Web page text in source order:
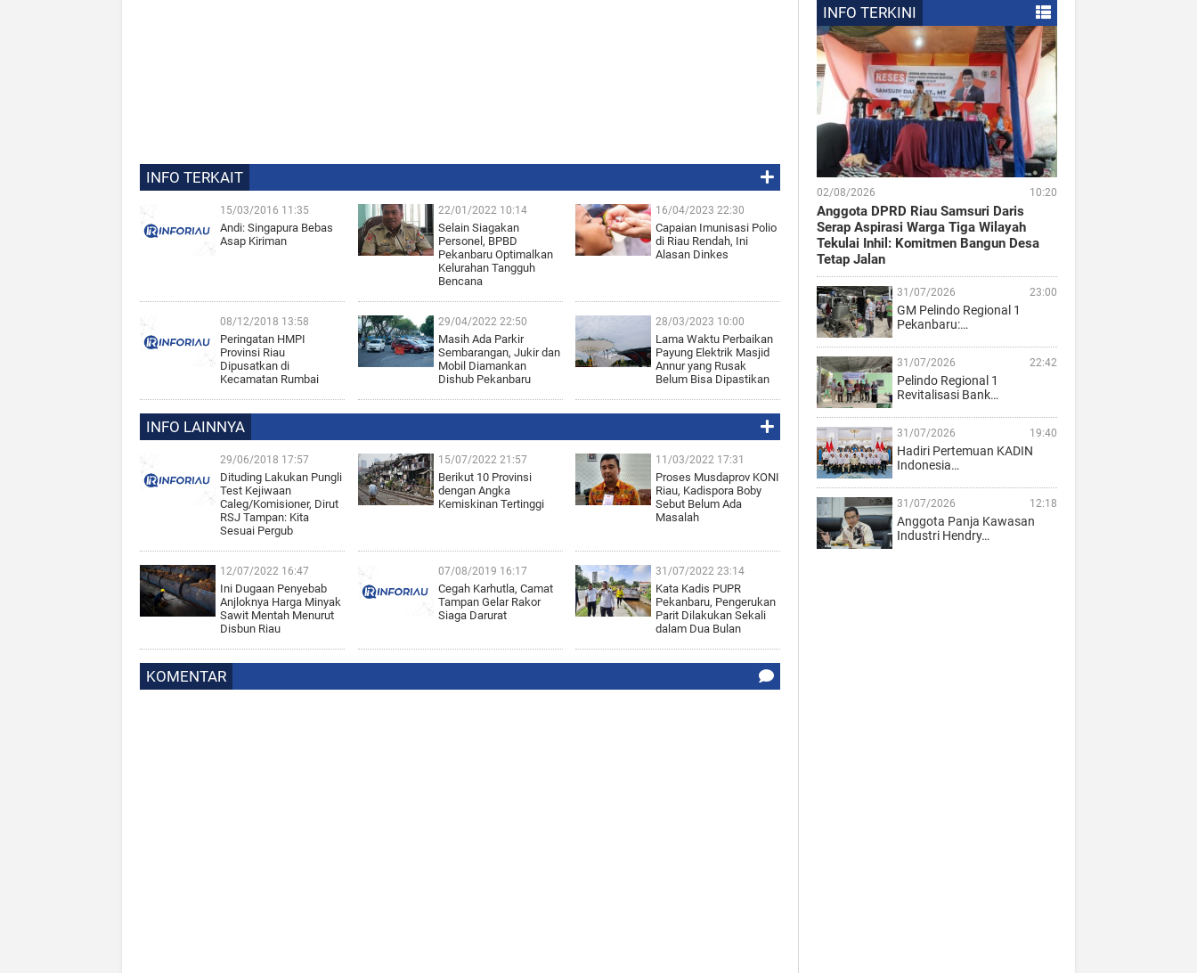
INFO TERKAIT
15/03/2016 11:35
Andi: Singapura Bebas
Asap Kiriman
22/01/2022 10:14
Selain Siagakan
Personel, BPBD
Pekanbaru Optimalkan
Kelurahan Tangguh
Bencana
16/04/2023 22:30
Capaian Imunisasi Polio
di Riau Rendah, Ini
Alasan Dinkes
08/12/2018 13:58
Peringatan HMPI
Provinsi Riau
Dipusatkan di
Kecamatan Rumbai
29/04/2022 22:50
Masih Ada Parkir
Sembarangan, Jukir dan
Mobil Diamankan
Dishub Pekanbaru
28/03/2023 10:00
Lama Waktu Perbaikan
Payung Elektrik Masjid
Annur yang Rusak
Belum Bisa Dipastikan
INFO LAINNYA
29/06/2018 17:57
Dituding Lakukan Pungli
Test Kejiwaan
Caleg/Komisioner, Dirut
RSJ Tampan: Kita
Sesuai Pergub
15/07/2022 21:57
Berikut 10 Provinsi
dengan Angka
Kemiskinan Tertinggi
11/03/2022 17:31
Proses Musdaprov KONI
Riau, Kadispora Boby
Sebut Belum Ada
Masalah
12/07/2022 16:47
Ini Dugaan Penyebab
Anjloknya Harga Minyak
Sawit Mentah Menurut
Disbun Riau
07/08/2019 16:17
Cegah Karhutla, Camat
Tampan Gelar Rakor
Siaga Darurat
31/07/2022 23:14
Kata Kadis PUPR
Pekanbaru, Pengerukan
Parit Dilakukan Sekali
dalam Dua Bulan
KOMENTAR
INFO TERKINI
02/08/2026 10:20
Anggota DPRD Riau Samsuri Daris
Serap Aspirasi Warga Tiga Wilayah
Tekulai Inhil: Komitmen Bangun Desa
Tetap Jalan
31/07/2026 23:00
GM Pelindo Regional 1
Pekanbaru:…
31/07/2026 22:42
Pelindo Regional 1
Revitalisasi Bank…
31/07/2026 19:40
Hadiri Pertemuan KADIN
Indonesia…
31/07/2026 12:18
Anggota Panja Kawasan
Industri Hendry…